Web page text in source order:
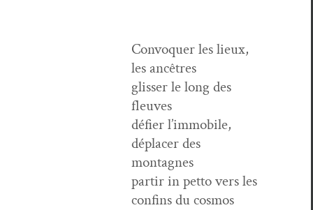
Con­vo­quer les lieux,
les ancêtres
gliss­er le long des
fleuves
défi­er l’im­mo­bile,
déplac­er des
montagnes
par­tir in pet­to vers les
con­fins du cosmos